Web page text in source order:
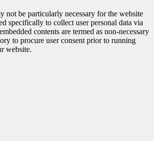
not be particularly necessary for the website
specifically to collect user personal data via
contents are termed as non-necessary
to procure user consent prior to running
website.